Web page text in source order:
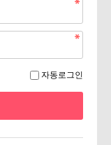
자동로그인